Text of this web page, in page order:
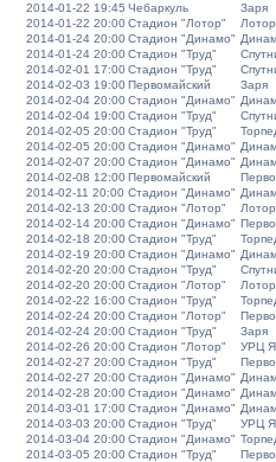
2014-01-22 19:45 Чебаркуль Заря
2014-01-22 20:00Стадион "Лотор" Лотор
2014-01-24 20:00Стадион "Динамо"
2014-01-24 20:00Стадион "Труд"
2014-02-01 17:00Стадион "Труд"
2014-02-03 19:00Первомайский Заря
2014-02-04 20:00Стадион "Динамо"
2014-02-04 19:00Стадион "Труд"
2014-02-05 20:00Стадион "Труд"
2014-02-05 20:00Стадион "Динамо"
2014-02-07 20:00Стадион "Динамо"
2014-02-08 12:00Первомайский
2014-02-11 20:00 Стадион "Динамо"
2014-02-13 20:00Стадион "Лотор" Лотор
2014-02-14 20:00Стадион "Динамо"
2014-02-18 20:00Стадион "Труд"
2014-02-19 20:00Стадион "Динамо"
2014-02-20 20:00Стадион "Труд"
2014-02-20 20:00Стадион "Лотор" Лотор
2014-02-22 16:00Стадион "Труд"
2014-02-24 20:00Стадион "Лотор"
2014-02-24 20:00Стадион "Труд" Заря
2014-02-26 20:00Стадион "Лотор" УРЦ
2014-02-27 20:00Стадион "Труд"
2014-02-27 20:00Стадион "Динамо"
2014-02-28 20:00Стадион "Динамо"
2014-03-01 17:00Стадион "Динамо"
2014-03-03 20:00Стадион "Труд" УРЦ
2014-03-04 20:00Стадион "Динамо"
2014-03-05 20:00Стадион "Труд"